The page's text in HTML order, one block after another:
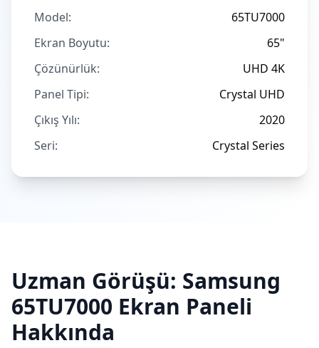
Model:
65TU7000
Ekran Boyutu:
65"
Çözünürlük:
UHD 4K
Panel Tipi:
Crystal UHD
Çıkış Yılı:
2020
Seri:
Crystal Series
Uzman Görüşü: Samsung
65TU7000 Ekran Paneli
Hakkında